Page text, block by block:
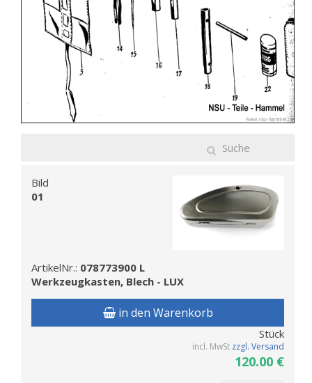
Bild
01
ArtikelNr.: 078773900 L
Werkzeugkasten, Blech - LUX
in den Warenkorb
Stück
incl. MwSt zzgl. Versand
120.00 €